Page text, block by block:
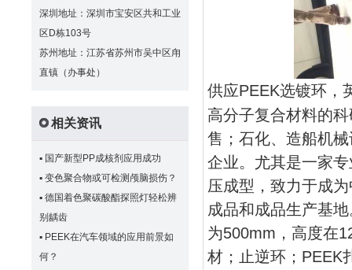
深圳地址：深圳市宝安区共和工业
区D栋103号
苏州地址：江苏省苏州市吴中区甪
直镇（办事处）
相关资讯
▪ 国产新型PP成核剂应用成功
▪ 变色聚合物或可检测颅脑损伤？
▪ 德国着色聚碳酸酯探照灯轻松辨
别龋齿
▪ PEEK在汽车领域的应用前景如
何？
供应PEEK选镀环，
高分子复合材料的
售；石化、造船机
企业。尤其是一家
压成型，致力于成
成品和成品生产基
为500mm，高度在
材；止逆环；PEEK